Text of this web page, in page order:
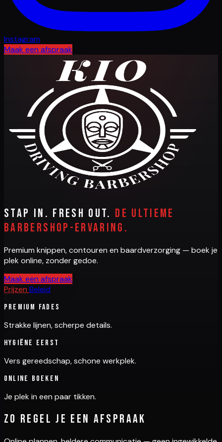
Instagram
Maak een afspraak
Stap in. Fresh out. De ultieme
barbershop-ervaring.
Premium knippen, contouren en baardverzorging — boek je
plek online, zonder gedoe.
Maak een afspraak
Prijzen Beleid
Premium fades
Strakke lijnen, scherpe details.
Hygiëne eerst
Vers gereedschap, schone werkplek.
Online boeken
Je plek in een paar tikken.
Zo regel je een afspraak